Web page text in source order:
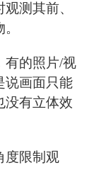
测其前、
有的照片/视
说画面只能
没有立体效
度限制观